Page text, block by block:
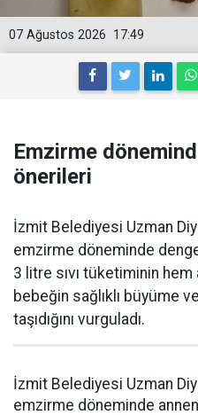
17:49
07 Ağustos 2026
Emzirme
önerileri
İzmit Belediyesi Uzman
emzirme döneminde
3 litre sıvı tüketiminin hem
bebeğin sağlıklı büyüme
taşıdığını vurguladı.
İzmit Belediyesi Uzman
emzirme döneminde